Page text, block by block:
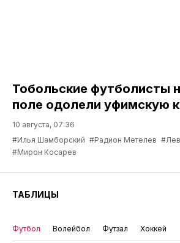
Тобольские футболисты
поле одолели уфимскую
10 августа, 07:36
#Илья Шамборский #Радион Метелев
#Мирон Косарев
ТАБЛИЦЫ
Футбол Волейбол Футзал Хоккей